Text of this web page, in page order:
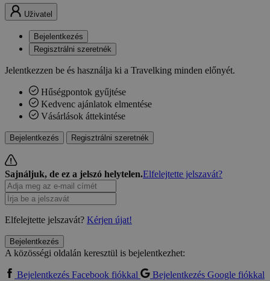
Uživatel
Bejelentkezés
Regisztrálni szeretnék
Jelentkezzen be és használja ki a Travelking minden előnyét.
Hűségpontok gyűjtése
Kedvenc ajánlatok elmentése
Vásárlások áttekintése
Bejelentkezés Regisztrálni szeretnék
Sajnáljuk, de ez a jelszó helytelen.Elfelejtette jelszavát?
Elfelejtette jelszavát? Kérjen újat!
Bejelentkezés
A közösségi oldalán keresztül is bejelentkezhet:
Bejelentkezés Facebook fiókkal
Bejelentkezés Google fiókkal